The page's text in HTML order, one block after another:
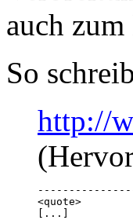
auch
So
http://
<quote>
[...]